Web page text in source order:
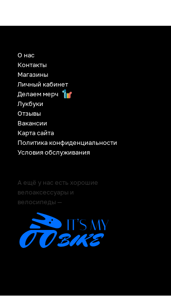
О нас
Контакты
Магазины
Личный кабинет
Делаем мерч
Лукбуки
Отзывы
Вакансии
Карта сайта
Политика конфиденциальности
Условия обслуживания
А ещё у нас есть хорошие
велоаксессуары и
велосипеды —